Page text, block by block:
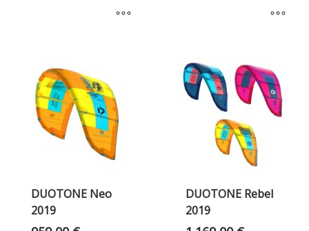
DUOTONE Neo
2019
DUOTONE Rebel
2019